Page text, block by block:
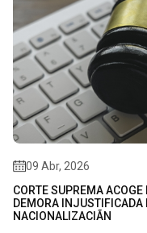
09 Abr, 2026
CORTE SUPREMA ACOGE
DEMORA INJUSTIFICADA
NACIONALIZACIÃN